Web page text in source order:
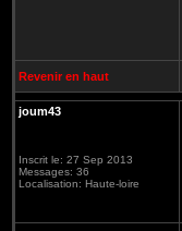
Revenir en haut
joum43
Inscrit le: 27 Sep 2013
Messages: 36
Localisation: Haute-loire